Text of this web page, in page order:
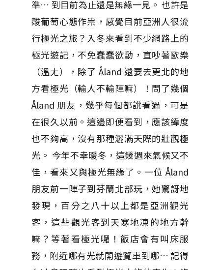
準… 到目前為止還是無緣一見。 也許是
酸葡萄心態作祟，感覺目前亞洲人很流
行極光之旅？入冬來看到不少網路上的
極光遊記，不免蠢蠢欲動，直吵著歐樂
（溫ㄤ），除了 Åland 還要去更北的地
方看極光（輸人不輸陣嘛）！問了幾個
Åland 朋友，幾乎每個都說看過，可是
在很久以前。這邊即便看到，應該緯度
也不夠高，沒有那種灑滿天際的壯觀極
光。 今年不幸暖冬，這幾週來氣候又不
佳，看來又與極光無緣了。一位 Åland
朋友前一陣子到芬蘭北部玩，她驚訝地
發現，百分之八十以上都是亞洲觀光
客，這些觀光客到天寒地凍的地方幹
嘛？等著看極光囉！飯店會有叫床服
務，附近哪有光就開遊覽車到哪… 記得